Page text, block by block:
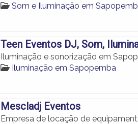
Som e Iluminação em
Teen Eventos DJ, Som,
Iluminação e sonorização em
Iluminação em Sapopemba
Mescladj Eventos
Empresa de locação de